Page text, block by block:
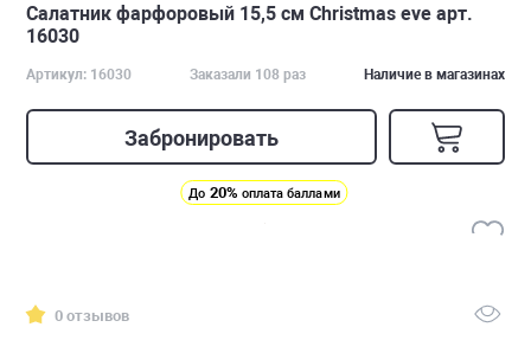
Салатник фарфоровый 15,5 см Christmas eve арт.
16030
Артикул: 16030 Заказали 108 раз Наличие в магазинах
Забронировать
До 20% оплата баллами
0 отзывов